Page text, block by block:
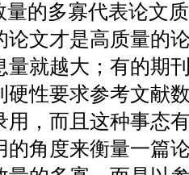
量的多寡代表论文
论文才是高质量的
量就越大；有的期
硬性要求参考文献
用，而且这种事态
的角度来衡量一篇